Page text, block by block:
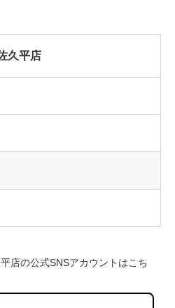
久平店
店の公式SNSアカウントはこち